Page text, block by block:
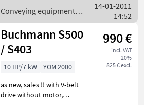
Conveying equipment /
Buchmann
14-01-2011
14:52
Buchmann S500
/ S403
990 €
incl. VAT
20%
825 € excl.
10 HP/7 kW
YOM 2000
as new, sales !! with V-belt
drive without motor,